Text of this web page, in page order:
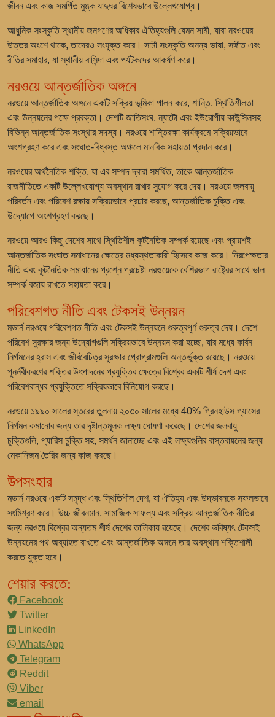
জীবন এবং কাজ সমর্পিত মুঙ্ক যাদুঘর বিশেষভাবে উল্লেখযোগ্য।
আধুনিক সংস্কৃতি স্থানীয় জনগণের অধিকার ঐতিহ্যগুলি যেমন সামী, যারা নরওয়ের
উত্তর অংশে থাকে, তাদেরও সংযুক্ত করে। সামী সংস্কৃতি অনন্য ভাষা, সঙ্গীত এবং
রীতির সমাহার, যা স্থানীয় বাসিন্দা এবং পর্যটকদের আকর্ষণ করে।
নরওয়ে আন্তর্জাতিক অঙ্গনে
নরওয়ে আন্তর্জাতিক অঙ্গনে একটি সক্রিয় ভূমিকা পালন করে, শান্তি, স্থিতিশীলতা
এবং উন্নয়নের পক্ষে প্রবক্তা। দেশটি জাতিসংঘ, ন্যাটো এবং ইউরোপীয় কাউন্সিলসহ
বিভিন্ন আন্তর্জাতিক সংস্থার সদস্য। নরওয়ে শান্তিরক্ষা কার্যক্রমে সক্রিয়ভাবে
অংশগ্রহণ করে এবং সংঘাত-বিধ্বস্ত অঞ্চলে মানবিক সহায়তা প্রদান করে।
নরওয়ের অর্থনৈতিক শক্তি, যা এর সম্পদ দ্বারা সমর্থিত, তাকে আন্তর্জাতিক
রাজনীতিতে একটি উল্লেখযোগ্য অবস্থান রাখার সুযোগ করে দেয়। নরওয়ে জলবায়ু
পরিবর্তন এবং পরিবেশ রক্ষায় সক্রিয়ভাবে প্রচার করছে, আন্তর্জাতিক চুক্তি এবং
উদ্যোগে অংশগ্রহণ করছে।
নরওয়ে আরও কিছু দেশের সাথে স্থিতিশীল কূটনৈতিক সম্পর্ক রয়েছে এবং প্রায়শই
আন্তর্জাতিক সংঘাত সমাধানের ক্ষেত্রে মধ্যস্থতাকারী হিসেবে কাজ করে। নিরপেক্ষতার
নীতি এবং কূটনৈতিক সমাধানের প্রশ্নে প্রচেষ্টা নরওয়েকে বেশিরভাগ রাষ্ট্রের সাথে ভাল
সম্পর্ক বজায় রাখতে সহায়তা করে।
পরিবেশগত নীতি এবং টেকসই উন্নয়ন
মডার্ন নরওয়ে পরিবেশগত নীতি এবং টেকসই উন্নয়নে গুরুত্বপূর্ণ গুরুত্ব দেয়। দেশে
পরিবেশ সুরক্ষার জন্য উদ্যোগগুলি সক্রিয়ভাবে উন্নয়ন করা হচ্ছে, যার মধ্যে কার্বন
নির্গমনের হ্রাস এবং জীববৈচিত্র সুরক্ষার প্রোগ্রামগুলি অন্তর্ভুক্ত রয়েছে। নরওয়ে
পুনর্নবীকরণের শক্তির উৎপাদনের প্রযুক্তির ক্ষেত্রে বিশ্বের একটি শীর্ষ দেশ এবং
পরিবেশবান্ধব প্রযুক্তিতে সক্রিয়ভাবে বিনিয়োগ করছে।
নরওয়ে ১৯৯০ সালের স্তরের তুলনায় ২০৩০ সালের মধ্যে 40% গ্রিনহাউস গ্যাসের
নির্গমন কমানোর জন্য তার দৃষ্টান্তমূলক লক্ষ্য ঘোষণা করেছে। দেশের জলবায়ু
চুক্তিগুলি, প্যারিস চুক্তি সহ, সমর্থন জানাচ্ছে এবং এই লক্ষ্যগুলির বাস্তবায়নের জন্য
মেকানিজম তৈরির জন্য কাজ করছে।
উপসংহার
মডার্ন নরওয়ে একটি সমৃদ্ধ এবং স্থিতিশীল দেশ, যা ঐতিহ্য এবং উদ্ভাবনকে সফলভাবে
সংমিশ্রণ করে। উচ্চ জীবনমান, সামাজিক সাফল্য এবং সক্রিয় আন্তর্জাতিক নীতির
জন্য নরওয়ে বিশ্বের অন্যতম শীর্ষ দেশের তালিকায় রয়েছে। দেশের ভবিষ্যৎ টেকসই
উন্নয়নের পথ অব্যাহত রাখতে এবং আন্তর্জাতিক অঙ্গনে তার অবস্থান শক্তিশালী
করতে যুক্ত হবে।
শেয়ার করতে:
Facebook
Twitter
LinkedIn
WhatsApp
Telegram
Reddit
Viber
email